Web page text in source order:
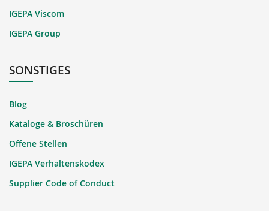
IGEPA Viscom
IGEPA Group
SONSTIGES
Blog
Kataloge & Broschüren
Offene Stellen
IGEPA Verhaltenskodex
Supplier Code of Conduct